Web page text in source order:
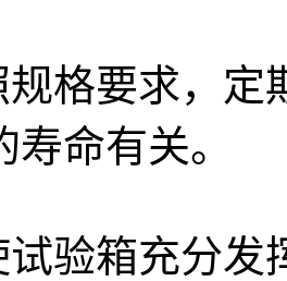
要求，定
命有关。
箱充分发